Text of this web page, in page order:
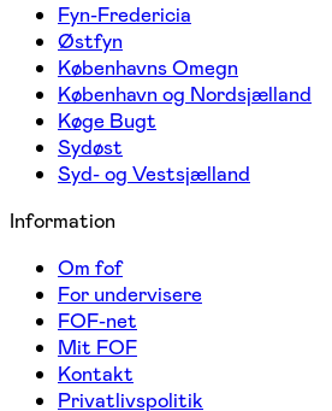
Fyn-Fredericia
Østfyn
Københavns Omegn
København og Nordsjælland
Køge Bugt
Sydøst
Syd- og Vestsjælland
Information
Om fof
For undervisere
FOF-net
Mit FOF
Kontakt
Privatlivspolitik